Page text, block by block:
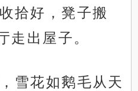
拾好，凳子搬
走出屋子。
雪花如鹅毛从天